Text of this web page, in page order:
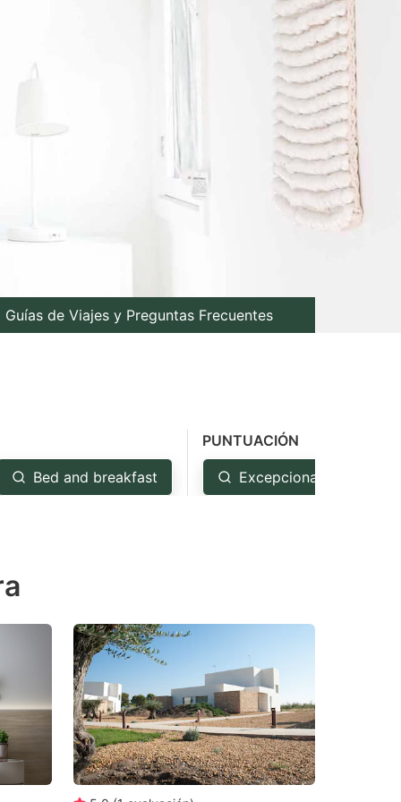
Guías de Viajes y Preguntas Frecuentes
Bed and breakfast
PUNTUACIÓN
Excepcional: 4.5+